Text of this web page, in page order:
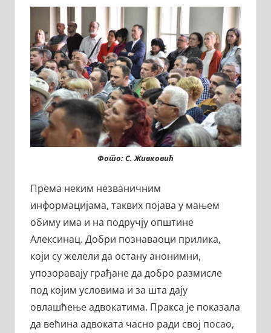
Фото: С. Живковић
Према неким незваничним
информацијама, таквих појава у мањем
обиму има и на подручју општине
Алексинац. Добри познаваоци прилика,
који су желели да остану анонимни,
упозоравају грађане да добро размисле
под којим условима и за шта дају
овлашћење адвокатима. Пракса је показала
да већина адвоката часно ради свој посао,